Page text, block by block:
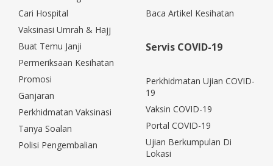
Cari Hospital
Vaksinasi Umrah & Hajj
Buat Temu Janji
Permeriksaan Kesihatan
Promosi
Ganjaran
Perkhidmatan Vaksinasi
Tanya Soalan
Polisi Pengembalian
Baca Artikel Kesihatan
Servis COVID-19
Perkhidmatan Ujian COVID-
19
Vaksin COVID-19
Portal COVID-19
Ujian Berkumpulan Di
Lokasi